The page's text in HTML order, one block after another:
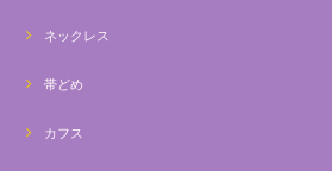
ネックレス
帯どめ
カフス